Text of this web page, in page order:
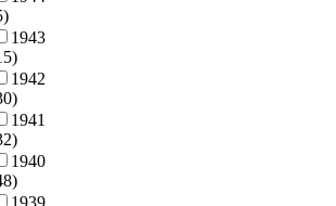
1943
1942
1941
1940